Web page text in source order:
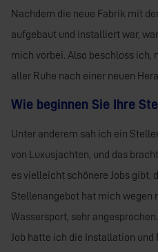
Nachdem die neue Fabrik mit
aufgebaut und installiert war,
mich vorbei. Also beschloss ich,
aller Ruhe nach einer neuen
Wie beginnen Sie Ihre
Unter anderem sah ich ein
von Luxusjachten, und das
es vielleicht schönere Jobs gibt,
Stellenangebot hat mich wegen
Wassersport, sehr
Job hatte ich die Installation